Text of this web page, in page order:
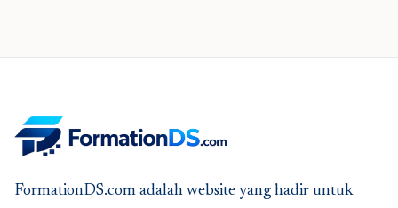
FormationDS.com adalah website yang hadir untuk